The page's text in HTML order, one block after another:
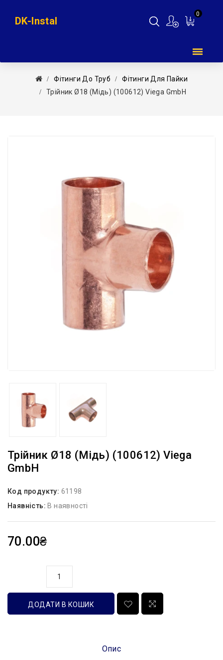
0
DK-Instal
Фітинги До Труб
Фітинги Для Пайки
Трійник Ø18 (мідь) (100612) Viega GmbH
Трійник Ø18 (мідь) (100612) Viega
GmbH
Код продукту: 61198
Наявність: В наявності
70.00₴
ДОДАТИ В КОШИК
Опис